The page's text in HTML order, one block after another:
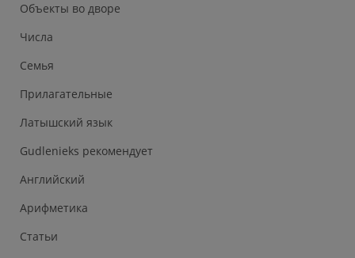
Объекты во дворе
Числа
Семья
Прилагательные
Латышский язык
Gudlenieks рекомендует
Английский
Арифметика
Статьи